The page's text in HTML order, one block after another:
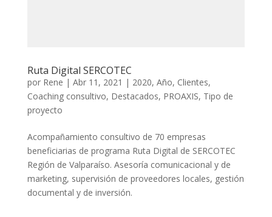
Ruta Digital SERCOTEC
por Rene | Abr 11, 2021 | 2020, Año, Clientes,
Coaching consultivo, Destacados, PROAXIS, Tipo de
proyecto
Acompañamiento consultivo de 70 empresas
beneficiarias de programa Ruta Digital de SERCOTEC
Región de Valparaíso. Asesoría comunicacional y de
marketing, supervisión de proveedores locales, gestión
documental y de inversión.